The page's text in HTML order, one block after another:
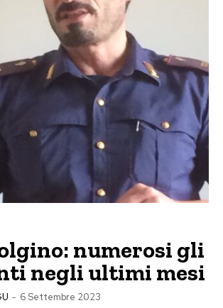
numerosi gli
negli ultimi mesi
- 6 Settembre 2023